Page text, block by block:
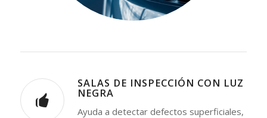
SALAS DE INSPECCIÓN CON LUZ
NEGRA
Ayuda a detectar defectos superficiales,